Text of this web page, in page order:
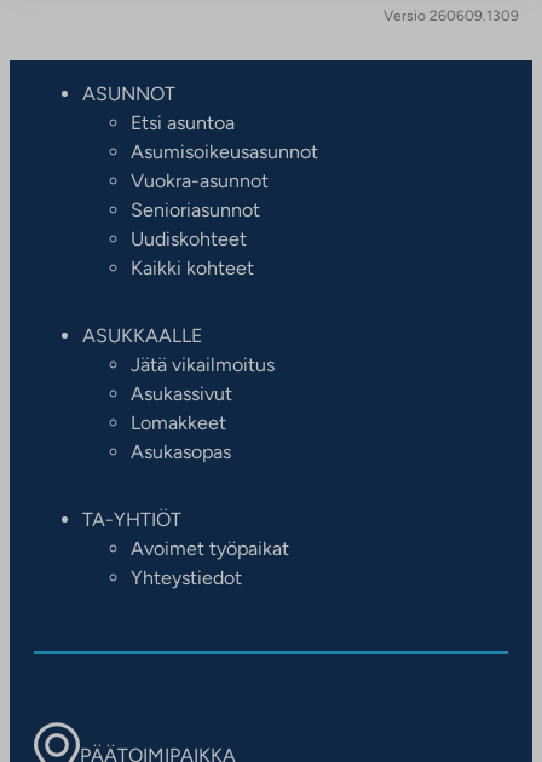
Versio 260609.1309
ASUNNOT
Etsi asuntoa
Asumisoikeusasunnot
Vuokra-asunnot
Senioriasunnot
Uudiskohteet
Kaikki kohteet
ASUKKAALLE
Jätä vikailmoitus
Asukassivut
Lomakkeet
Asukasopas
TA-YHTIÖT
Avoimet työpaikat
Yhteystiedot
PÄÄTOIMIPAIKKA